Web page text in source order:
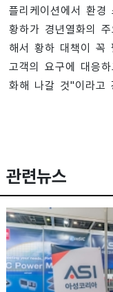
플리케이션에서 환경
황하가 경년열화의
해서 황하 대책이 꼭
고객의 요구에 대응
화해 나갈 것"이라고
관련뉴스